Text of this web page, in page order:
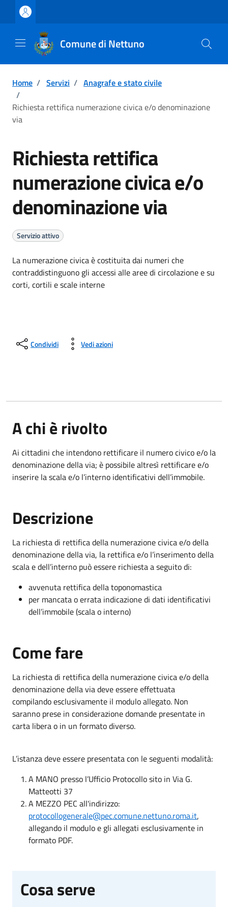
Vai ai contenuti
Vai al footer
Comune di Nettuno
Home / Servizi / Anagrafe e stato civile
/
Richiesta rettifica numerazione civica e/o denominazione
via
Richiesta rettifica
numerazione civica e/o
denominazione via
Servizio attivo
La numerazione civica è costituita dai numeri che
contraddistinguono gli accessi alle aree di circolazione e su
corti, cortili e scale interne
Condividi Vedi azioni
A chi è rivolto
Ai cittadini che intendono rettificare il numero civico e/o la
denominazione della via; è possibile altresì rettificare e/o
inserire la scala e/o l’interno identificativi dell’immobile.
Descrizione
La richiesta di rettifica della numerazione civica e/o della
denominazione della via, la rettifica e/o l’inserimento della
scala e dell’interno può essere richiesta a seguito di:
avvenuta rettifica della toponomastica
per mancata o errata indicazione di dati identificativi
dell’immobile (scala o interno)
Come fare
La richiesta di rettifica della numerazione civica e/o della
denominazione della via deve essere effettuata
compilando esclusivamente il modulo allegato. Non
saranno prese in considerazione domande presentate in
carta libera o in un formato diverso.
L’istanza deve essere presentata con le seguenti modalità:
A MANO presso l’Ufficio Protocollo sito in Via G.
Matteotti 37
A MEZZO PEC all'indirizzo:
protocollogenerale@pec.comune.nettuno.roma.it,
allegando il modulo e gli allegati esclusivamente in
formato PDF.
Cosa serve